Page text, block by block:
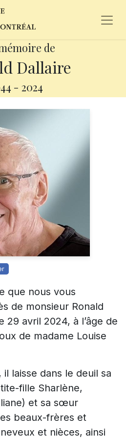
de
Dallaire
- 2024
que nous vous
de monsieur Ronald
29 avril 2024, à l’âge de
de madame Louise
laisse dans le deuil sa
fille Sharlène,
et sa sœur
beaux-frères et
et nièces, ainsi